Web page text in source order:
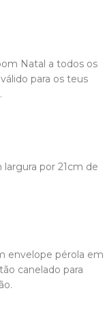
Natal a todos os
para os teus
por 21cm de
envelope pérola em
canelado para